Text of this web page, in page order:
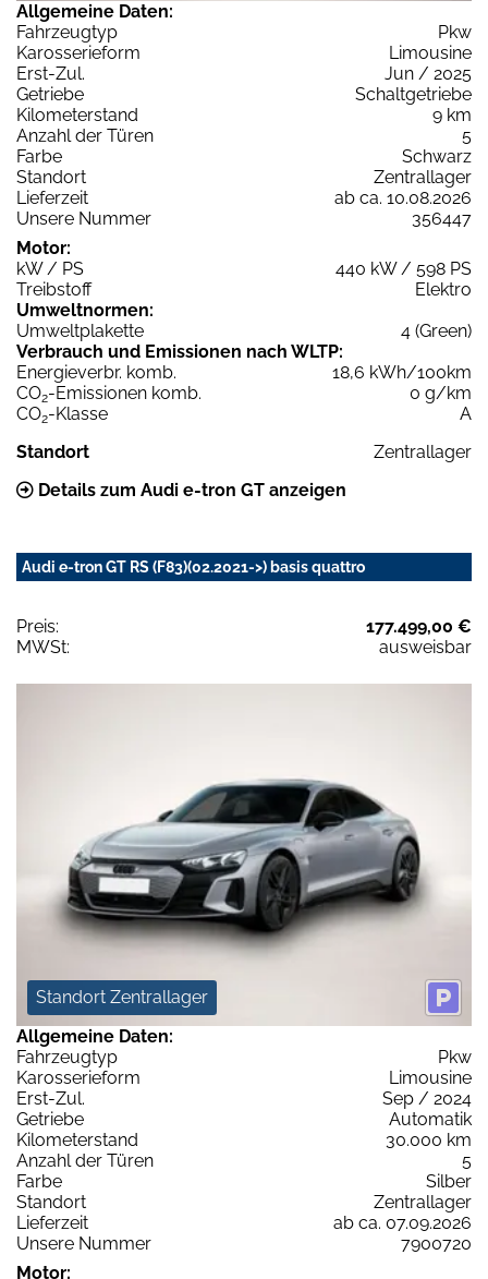
Allgemeine Daten:
Fahrzeugtyp
Pkw
Karosserieform
Limousine
Erst-Zul.
Jun / 2025
Getriebe
Schaltgetriebe
Kilometerstand
9 km
Anzahl der Türen
5
Farbe
Schwarz
Standort
Zentrallager
Lieferzeit
ab ca. 10.08.2026
Unsere Nummer
356447
Motor:
kW / PS
440 kW / 598 PS
Treibstoff
Elektro
Umweltnormen:
Umweltplakette
4 (Green)
Verbrauch und Emissionen nach WLTP:
Energieverbr. komb.
18,6 kWh/100km
CO2-Emissionen komb.
0 g/km
CO2-Klasse
A
Standort
Zentrallager
Details zum Audi e-tron GT anzeigen
Audi e-tron GT RS (F83)(02.2021->) basis quattro
Preis:
177.499,00 €
MWSt:
ausweisbar
Standort Zentrallager
Allgemeine Daten:
Fahrzeugtyp
Pkw
Karosserieform
Limousine
Erst-Zul.
Sep / 2024
Getriebe
Automatik
Kilometerstand
30.000 km
Anzahl der Türen
5
Farbe
Silber
Standort
Zentrallager
Lieferzeit
ab ca. 07.09.2026
Unsere Nummer
7900720
Motor: